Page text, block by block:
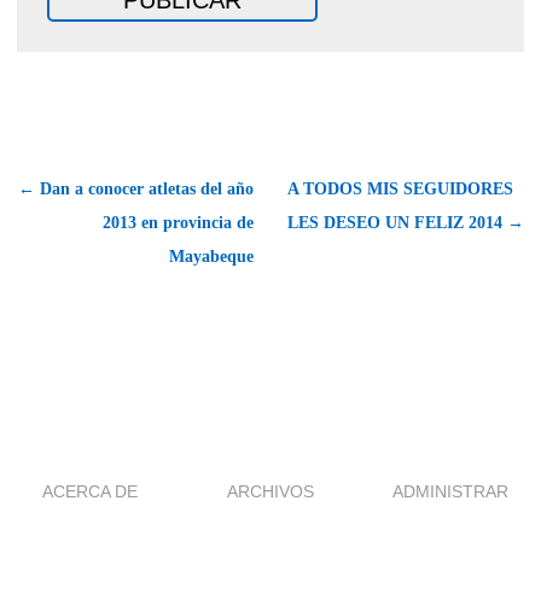
← Dan a conocer atletas del año
2013 en provincia de
Mayabeque
A TODOS MIS SEGUIDORES
LES DESEO UN FELIZ 2014 →
ACERCA DE ARCHIVOS ADMINISTRAR